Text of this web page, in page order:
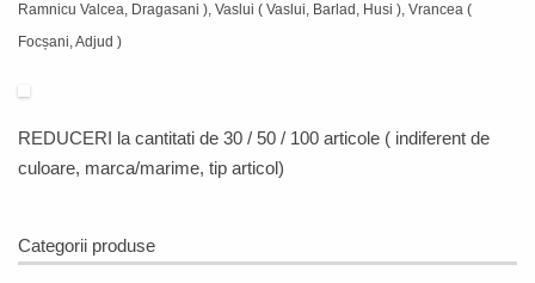
Ramnicu Valcea, Dragasani ), Vaslui ( Vaslui, Barlad, Husi ), Vrancea (
Focșani, Adjud )
REDUCERI la cantitati de 30 / 50 / 100 articole ( indiferent de
culoare, marca/marime, tip articol)
Categorii produse